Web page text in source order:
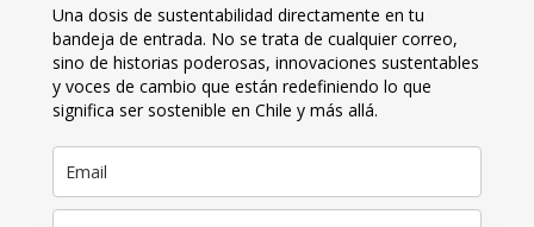
Una dosis de sustentabilidad directamente en tu
bandeja de entrada. No se trata de cualquier correo,
sino de historias poderosas, innovaciones sustentables
y voces de cambio que están redefiniendo lo que
significa ser sostenible en Chile y más allá.